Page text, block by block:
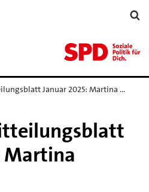
Januar 2025: Martina …
Martina